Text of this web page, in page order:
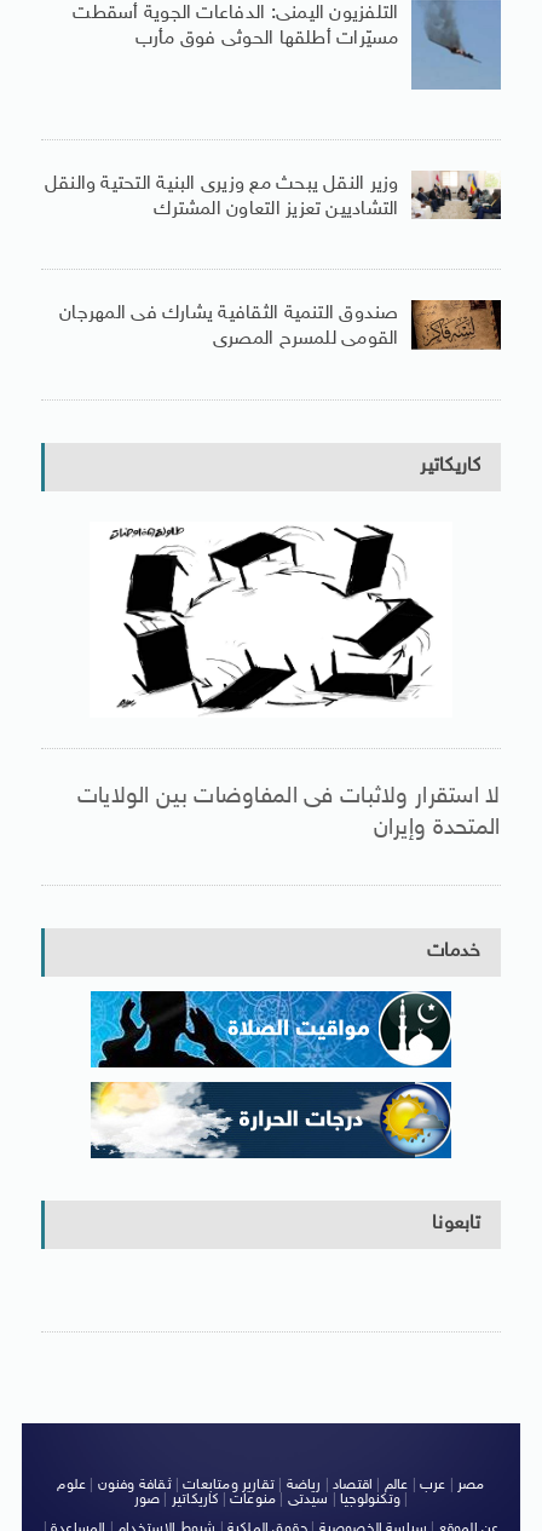
التلفزيون اليمنى: الدفاعات الجوية أسقطت
مسيّرات أطلقها الحوثى فوق مأرب
وزير النقل يبحث مع وزيرى البنية التحتية والنقل
التشاديين تعزيز التعاون المشترك
صندوق التنمية الثقافية يشارك فى المهرجان
القومى للمسرح المصرى
كاريكاتير
لا استقرار ولاثبات فى المفاوضات بين الولايات
المتحدة وإيران
خدمات
تابعونا
مصر عرب عالم اقتصاد رياضة |تقارير ومتابعات|ثقافة وفنون
علوم
وتكنولوجيا| سيدتى منوعات كاريكاتير صور
|